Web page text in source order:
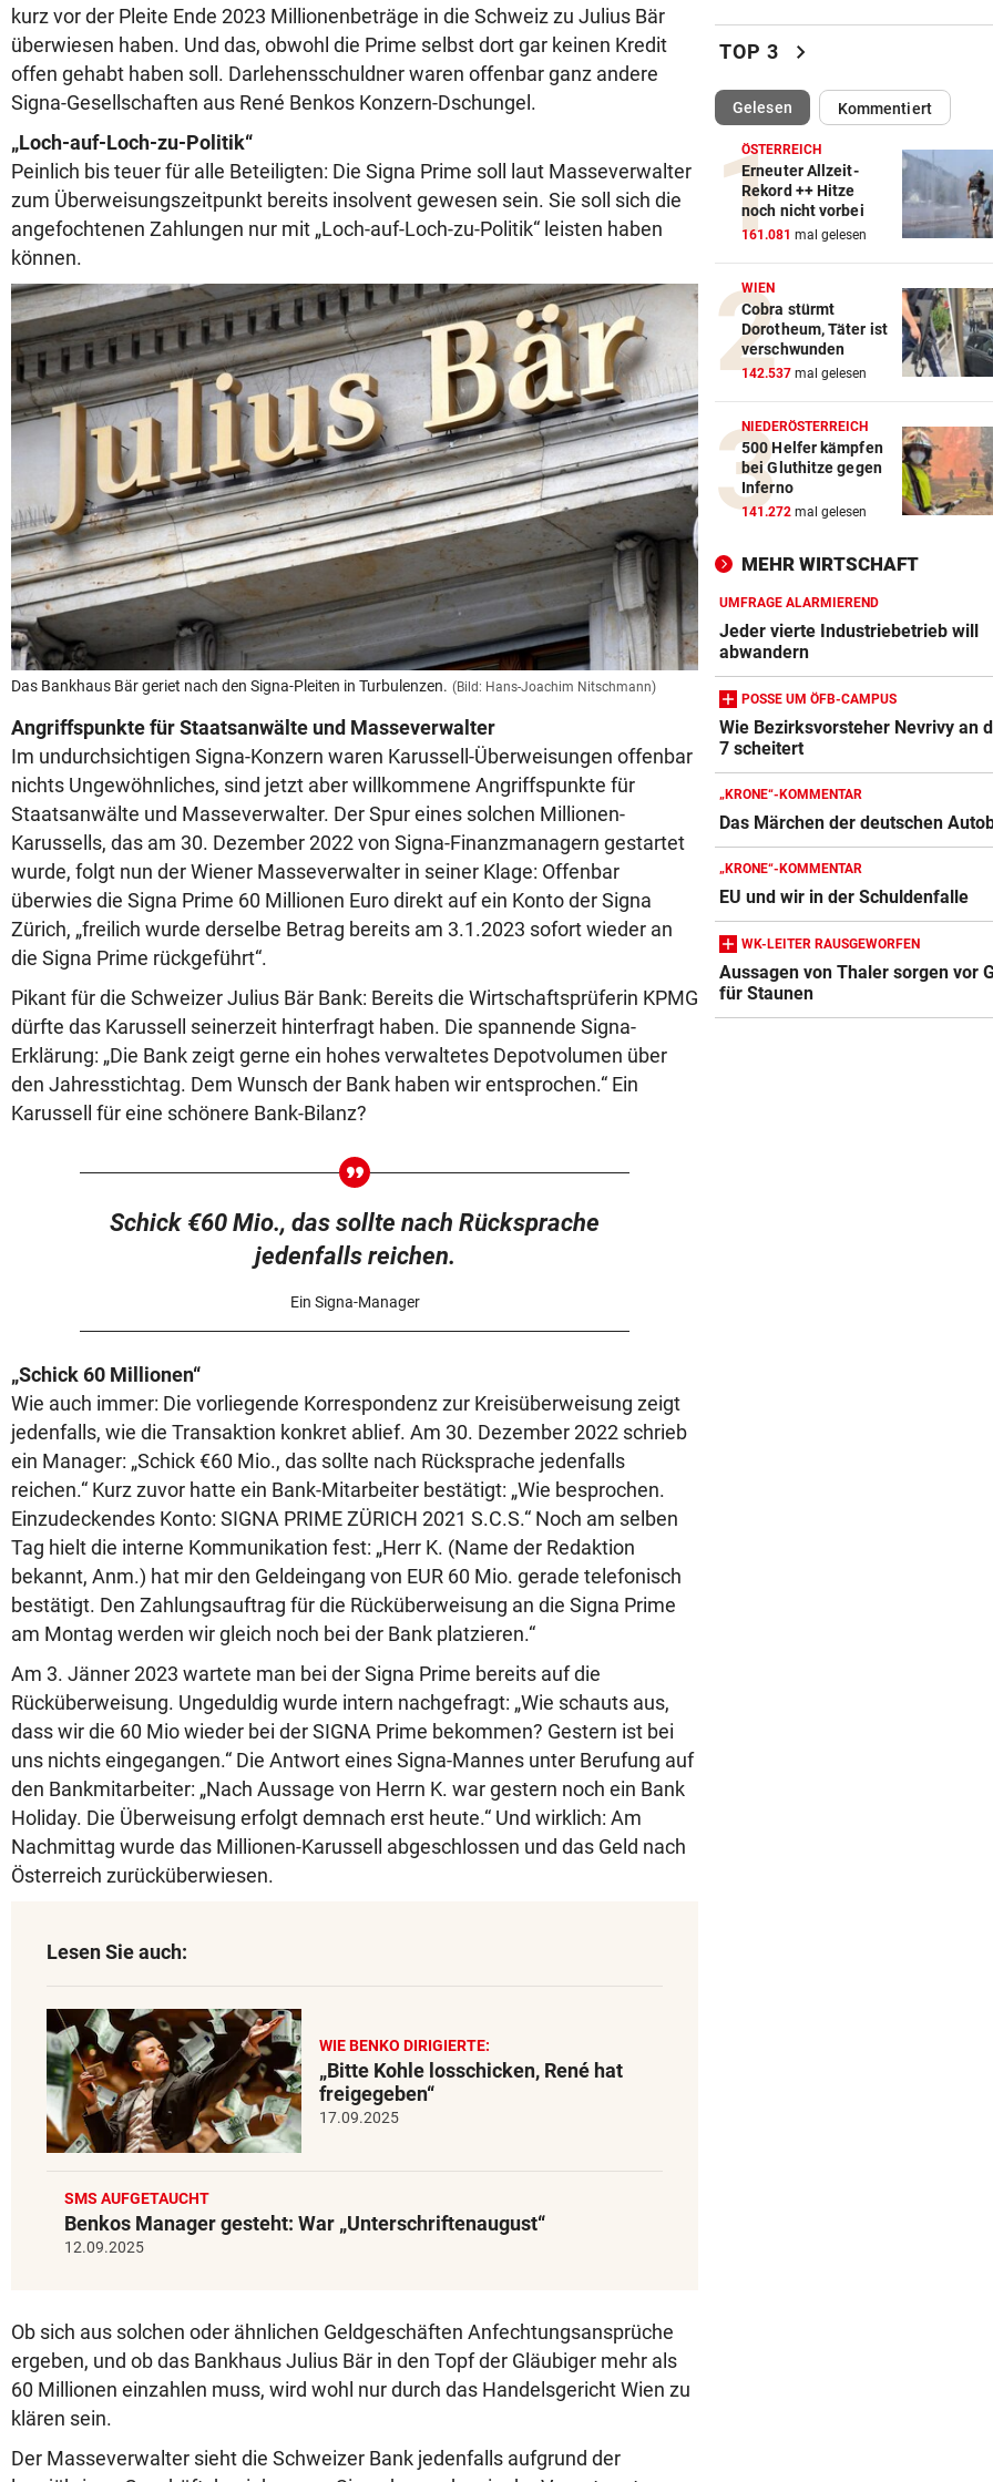
kurz vor der Pleite Ende 2023 Millionenbeträge in die Schweiz zu Julius Bär
überwiesen haben. Und das, obwohl die Prime selbst dort gar keinen Kredit
offen gehabt haben soll. Darlehensschuldner waren offenbar ganz andere
Signa-Gesellschaften aus René Benkos Konzern-Dschungel.
„Loch-auf-Loch-zu-Politik“
Peinlich bis teuer für alle Beteiligten: Die Signa Prime soll laut Masseverwalter
zum Überweisungszeitpunkt bereits insolvent gewesen sein. Sie soll sich die
angefochtenen Zahlungen nur mit „Loch-auf-Loch-zu-Politik“ leisten haben
können.
Das Bankhaus Bär geriet nach den Signa-Pleiten in Turbulenzen. (Bild: Hans-Joachim Nitschmann)
Angriffspunkte für Staatsanwälte und Masseverwalter
Im undurchsichtigen Signa-Konzern waren Karussell-Überweisungen offenbar
nichts Ungewöhnliches, sind jetzt aber willkommene Angriffspunkte für
Staatsanwälte und Masseverwalter. Der Spur eines solchen Millionen-
Karussells, das am 30. Dezember 2022 von Signa-Finanzmanagern gestartet
wurde, folgt nun der Wiener Masseverwalter in seiner Klage: Offenbar
überwies die Signa Prime 60 Millionen Euro direkt auf ein Konto der Signa
Zürich, „freilich wurde derselbe Betrag bereits am 3.1.2023 sofort wieder an
die Signa Prime rückgeführt“.
Pikant für die Schweizer Julius Bär Bank: Bereits die Wirtschaftsprüferin KPMG
dürfte das Karussell seinerzeit hinterfragt haben. Die spannende Signa-
Erklärung: „Die Bank zeigt gerne ein hohes verwaltetes Depotvolumen über
den Jahresstichtag. Dem Wunsch der Bank haben wir entsprochen.“ Ein
Karussell für eine schönere Bank-Bilanz?
Schick €60 Mio., das sollte nach Rücksprache
jedenfalls reichen.
Ein Signa-Manager
„Schick 60 Millionen“
Wie auch immer: Die vorliegende Korrespondenz zur Kreisüberweisung zeigt
jedenfalls, wie die Transaktion konkret ablief. Am 30. Dezember 2022 schrieb
ein Manager: „Schick €60 Mio., das sollte nach Rücksprache jedenfalls
reichen.“ Kurz zuvor hatte ein Bank-Mitarbeiter bestätigt: „Wie besprochen.
Einzudeckendes Konto: SIGNA PRIME ZÜRICH 2021 S.C.S.“ Noch am selben
Tag hielt die interne Kommunikation fest: „Herr K. (Name der Redaktion
bekannt, Anm.) hat mir den Geldeingang von EUR 60 Mio. gerade telefonisch
bestätigt. Den Zahlungsauftrag für die Rücküberweisung an die Signa Prime
am Montag werden wir gleich noch bei der Bank platzieren.“
Am 3. Jänner 2023 wartete man bei der Signa Prime bereits auf die
Rücküberweisung. Ungeduldig wurde intern nachgefragt: „Wie schauts aus,
dass wir die 60 Mio wieder bei der SIGNA Prime bekommen? Gestern ist bei
uns nichts eingegangen.“ Die Antwort eines Signa-Mannes unter Berufung auf
den Bankmitarbeiter: „Nach Aussage von Herrn K. war gestern noch ein Bank
Holiday. Die Überweisung erfolgt demnach erst heute.“ Und wirklich: Am
Nachmittag wurde das Millionen-Karussell abgeschlossen und das Geld nach
Österreich zurücküberwiesen.
Lesen Sie auch:
WIE BENKO DIRIGIERTE:
„Bitte Kohle losschicken, René hat
freigegeben“
17.09.2025
SMS AUFGETAUCHT
Benkos Manager gesteht: War „Unterschriftenaugust“
12.09.2025
Ob sich aus solchen oder ähnlichen Geldgeschäften Anfechtungsansprüche
ergeben, und ob das Bankhaus Julius Bär in den Topf der Gläubiger mehr als
60 Millionen einzahlen muss, wird wohl nur durch das Handelsgericht Wien zu
klären sein.
Der Masseverwalter sieht die Schweizer Bank jedenfalls aufgrund der
Wie viel Macht darf
haben?
FAHRERIN SAH FLAMMEN vor
Feuerwerkskörper setzte
trockene Wiese in Brand
AUF WOLKE SIEBEN vor
Hamilton zeigt Liebesglück
SEGELN: vor
Zwei OeSV-Boote vor Los
im Medal Race
ÜBERFALL IN MEIDLING vor
Mann stieß 27-Jährige ins
Gebüsch und würgte sie
NHL-STAR IN GRAZ: vor
aufgeschaut!“
AUFSTEIGER IM FOKUS
Austria Lustenau jagt gegen
Bundesliga-Rekord
Zurück in der Wüste als
TOP 3 chevron_right
Gelesen(ausgewählt)Kommentiert
ÖSTERREICH
Erneuter Allzeit-
Rekord ++ Hitze
noch nicht vorbei
161.081 mal gelesen
WIEN
Cobra stürmt
Dorotheum, Täter ist
verschwunden
142.537 mal gelesen
NIEDERÖSTERREICH
500 Helfer kämpfen
bei Gluthitze gegen
Inferno
141.272 mal gelesen
MEHR WIRTSCHAFT
UMFRAGE ALARMIEREND
Jeder vierte Industriebetrieb will
abwandern
POSSE UM ÖFB-CAMPUS
Wie Bezirksvorsteher Nevrivy an
7 scheitert
„KRONE“-KOMMENTAR
Das Märchen der deutschen
„KRONE“-KOMMENTAR
EU und wir in der Schuldenfalle
WK-LEITER RAUSGEWORFEN
Aussagen von Thaler sorgen vor
für Staunen